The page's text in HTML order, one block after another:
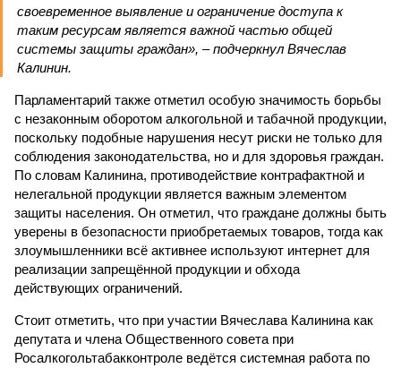
своевременное выявление и ограничение доступа к
таким ресурсам является важной частью общей
системы защиты граждан», – подчеркнул Вячеслав
Калинин.
Парламентарий также отметил особую значимость борьбы
с незаконным оборотом алкогольной и табачной продукции,
поскольку подобные нарушения несут риски не только для
соблюдения законодательства, но и для здоровья граждан.
По словам Калинина, противодействие контрафактной и
нелегальной продукции является важным элементом
защиты населения. Он отметил, что граждане должны быть
уверены в безопасности приобретаемых товаров, тогда как
злоумышленники всё активнее используют интернет для
реализации запрещённой продукции и обхода
действующих ограничений.
Стоит отметить, что при участии Вячеслава Калинина как
депутата и члена Общественного совета при
Росалкогольтабакконтроле ведётся системная работа по